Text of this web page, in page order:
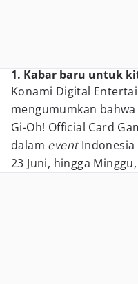
1. Kabar baru untuk
Konami Digital
mengumumkan
Gi-Oh! Official Card
dalam eventIndonesia
23 Juni, hingga Minggu,